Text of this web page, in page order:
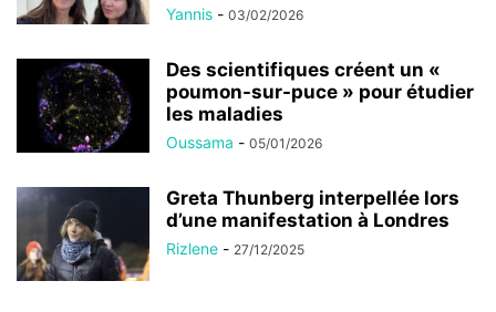
Yannis - 03/02/2026
Des scientifiques créent un «
poumon-sur-puce » pour étudier
les maladies
Oussama - 05/01/2026
Greta Thunberg interpellée lors
d’une manifestation à Londres
Rizlene - 27/12/2025